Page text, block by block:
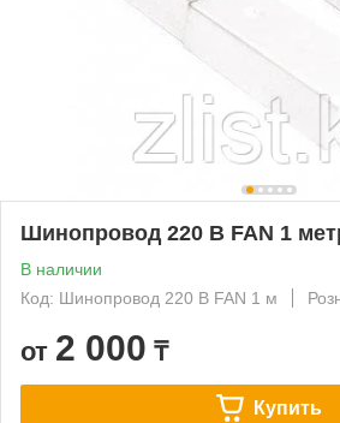
Шинопровод 220 В FAN 1
В наличии
Код: Шинопровод 220 В FAN 1 м
от 2 000 ₸
Купить